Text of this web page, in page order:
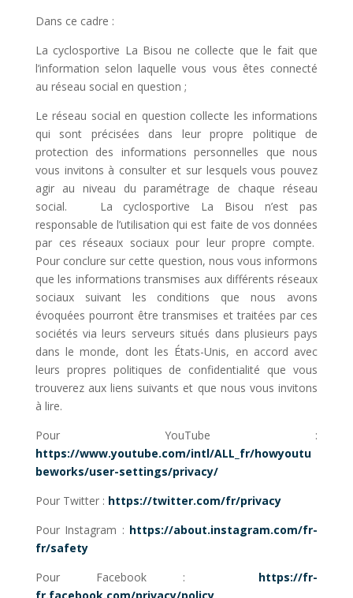
Dans ce cadre :
La cyclosportive La Bisou ne collecte que le fait que
l’information selon laquelle vous vous êtes connecté
au réseau social en question ;
Le réseau social en question collecte les informations
qui sont précisées dans leur propre politique de
protection des informations personnelles que nous
vous invitons à consulter et sur lesquels vous pouvez
agir au niveau du paramétrage de chaque réseau
social. La cyclosportive La Bisou n’est pas
responsable de l’utilisation qui est faite de vos données
par ces réseaux sociaux pour leur propre compte.
Pour conclure sur cette question, nous vous informons
que les informations transmises aux différents réseaux
sociaux suivant les conditions que nous avons
évoquées pourront être transmises et traitées par ces
sociétés via leurs serveurs situés dans plusieurs pays
dans le monde, dont les États-Unis, en accord avec
leurs propres politiques de confidentialité que vous
trouverez aux liens suivants et que nous vous invitons
à lire.
Pour YouTube :
https://www.youtube.com/intl/ALL_fr/howyoutu
beworks/user-settings/privacy/
Pour Twitter : https://twitter.com/fr/privacy
Pour Instagram : https://about.instagram.com/fr-
fr/safety
Pour Facebook :
https://fr-